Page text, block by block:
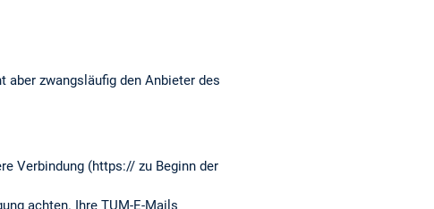
aber zwangsläufig den Anbieter des
Verbindung (https:// zu Beginn der
achten. Ihre TUM-E-Mails